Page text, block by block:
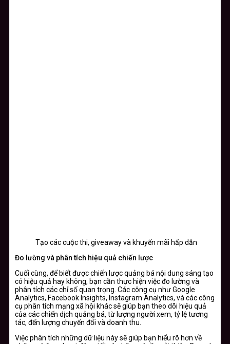
Tạo các cuộc thi, giveaway và khuyến mãi hấp dẫn
Đo lường và phân tích hiệu quả chiến lược
Cuối cùng, để biết được chiến lược quảng bá nội dung sáng tạo
có hiệu quả hay không, bạn cần thực hiện việc đo lường và
phân tích các chỉ số quan trọng. Các công cụ như Google
Analytics, Facebook Insights, Instagram Analytics, và các công
cụ phân tích mạng xã hội khác sẽ giúp bạn theo dõi hiệu quả
của các chiến dịch quảng bá, từ lượng người xem, tỷ lệ tương
tác, đến lượng chuyển đổi và doanh thu.
Việc phân tích những dữ liệu này sẽ giúp bạn hiểu rõ hơn về